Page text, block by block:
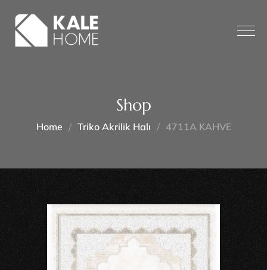
Shop
Home Triko Akrilik Halı 4711A KAHVE